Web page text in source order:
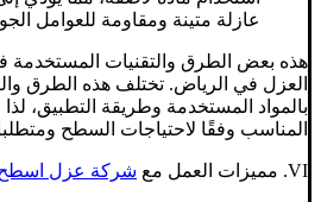
عازلة متينة ومقاومة للعوامل
هذه بعض الطرق والتقنيات المستخدمة
العزل في الرياض. تختلف هذه الطرق
بالمواد المستخدمة وطريقة التطبيق، لذا
المناسب وفقًا لاحتياجات السطح
VI. مميزات العمل مع شركة عزل اسطح